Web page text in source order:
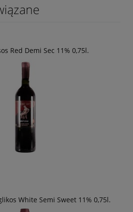
Red Demi Sec 11% 0,75l.
White Semi Sweet 11% 0,75l.